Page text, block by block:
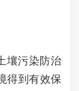
壤污染防治
得到有效保